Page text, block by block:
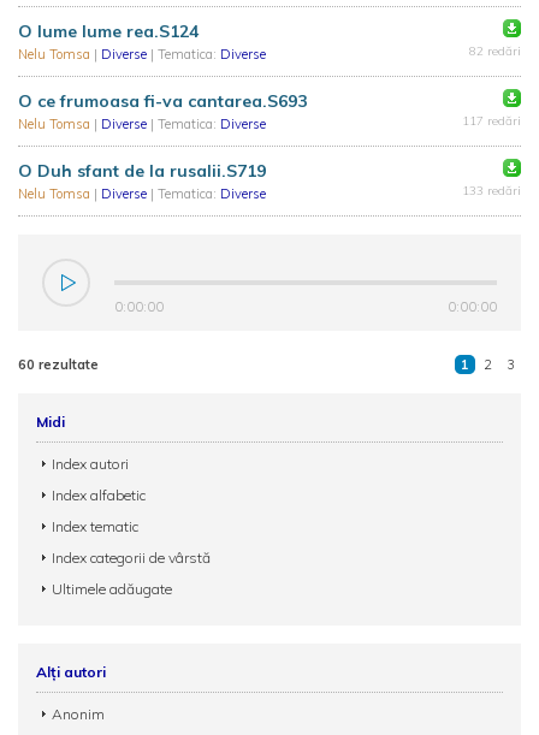
O lume lume rea.S124
Nelu Tomsa | Diverse | Tematica: Diverse 82 redări
O ce frumoasa fi-va cantarea.S693
Nelu Tomsa | Diverse | Tematica: Diverse 117 redări
O Duh sfant de la rusalii.S719
Nelu Tomsa | Diverse | Tematica: Diverse 133 redări
0:00:00 0:00:00
60 rezultate 1 2 3
Midi
Index autori
Index alfabetic
Index tematic
Index categorii de vârstă
Ultimele adăugate
Alți autori
Anonim